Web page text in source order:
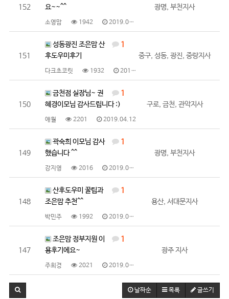
152
요~~^^
소영맘 1942 2019.04.16
광명, 부천지사
151
1
성동광진 조은맘 산
후도우미후기
다크초코릿 1932 2019.04.12
중구, 성동, 광진, 중랑지사
150
1
금천점 실장님~ 권
혜경이모님 감사드립니다 :)
애월 2201 2019.04.12
구로, 금천, 관악지사
149
1
곽숙희 이모님 감사
했습니다 ^^
강지영 2016 2019.04.12
광명, 부천지사
148
1
산후도우미 꿀팁과
조은맘 추천^^
박민주 1992 2019.04.10
용산, 서대문지사
147
1
조은맘 정부지원 이
용후기에요~
주희경 2021 2019.04.10
광주 지사
날짜순 목록 글쓰기